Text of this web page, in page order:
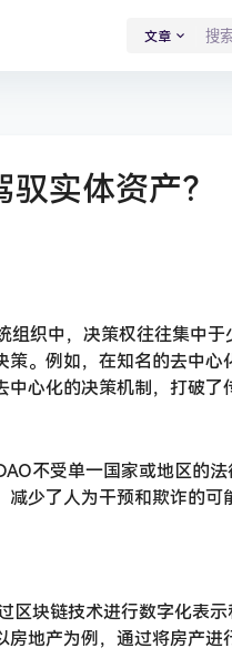
文章
实体资产？
织中，决策权往往集中
。例如，在知名的去中心
心化的决策机制，打破
不受单一国家或地区的
少了人为干预和欺诈的可
块链技术进行数字化表示
地产为例，通过将房产